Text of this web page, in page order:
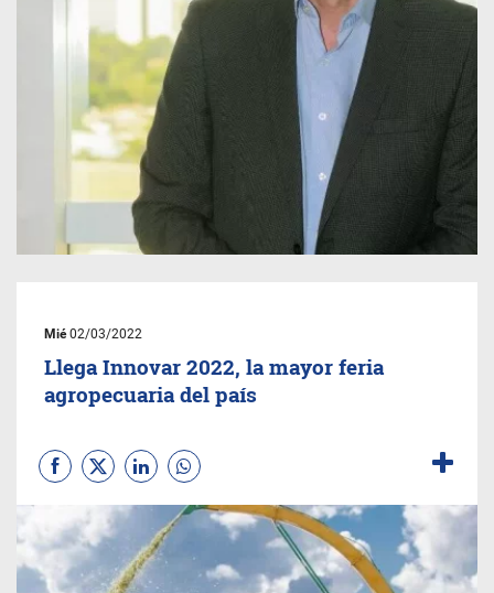
Mié02/03/2022
Llega Innovar 2022, la mayor feria
agropecuaria del país